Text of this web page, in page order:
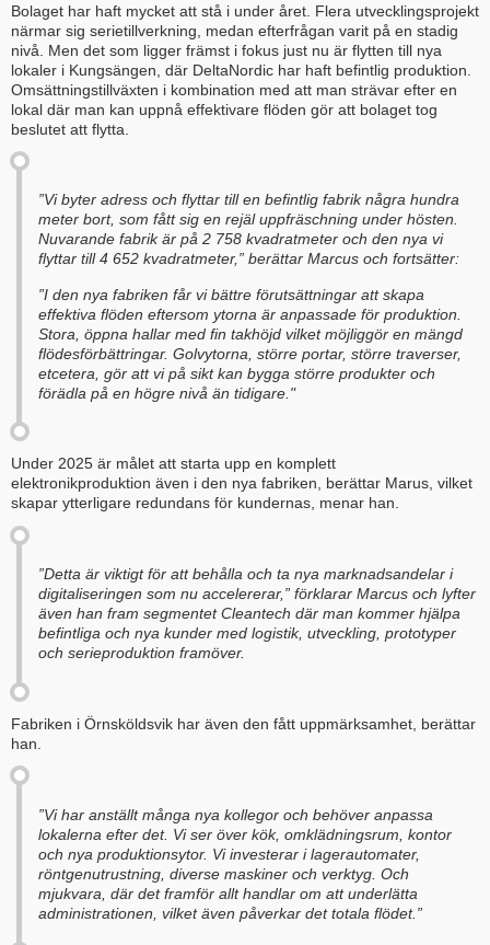
Bolaget har haft mycket att stå i under året. Flera utvecklingsprojekt
närmar sig serietillverkning, medan efterfrågan varit på en stadig
nivå. Men det som ligger främst i fokus just nu är flytten till nya
lokaler i Kungsängen, där DeltaNordic har haft befintlig produktion.
Omsättningstillväxten i kombination med att man strävar efter en
lokal där man kan uppnå effektivare flöden gör att bolaget tog
beslutet att flytta.
”Vi byter adress och flyttar till en befintlig fabrik några hundra
meter bort, som fått sig en rejäl uppfräschning under hösten.
Nuvarande fabrik är på 2 758 kvadratmeter och den nya vi
flyttar till 4 652 kvadratmeter,” berättar Marcus och fortsätter:
”I den nya fabriken får vi bättre förutsättningar att skapa
effektiva flöden eftersom ytorna är anpassade för produktion.
Stora, öppna hallar med fin takhöjd vilket möjliggör en mängd
flödesförbättringar. Golvytorna, större portar, större traverser,
etcetera, gör att vi på sikt kan bygga större produkter och
förädla på en högre nivå än tidigare."
Under 2025 är målet att starta upp en komplett
elektronikproduktion även i den nya fabriken, berättar Marus, vilket
skapar ytterligare redundans för kundernas, menar han.
”Detta är viktigt för att behålla och ta nya marknadsandelar i
digitaliseringen som nu accelererar,” förklarar Marcus och lyfter
även han fram segmentet Cleantech där man kommer hjälpa
befintliga och nya kunder med logistik, utveckling, prototyper
och serieproduktion framöver.
Fabriken i Örnsköldsvik har även den fått uppmärksamhet, berättar
han.
”Vi har anställt många nya kollegor och behöver anpassa
lokalerna efter det. Vi ser över kök, omklädningsrum, kontor
och nya produktionsytor. Vi investerar i lagerautomater,
röntgenutrustning, diverse maskiner och verktyg. Och
mjukvara, där det framför allt handlar om att underlätta
administrationen, vilket även påverkar det totala flödet.”